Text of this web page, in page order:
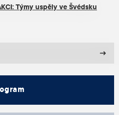
Týmy uspěly ve Švédsku